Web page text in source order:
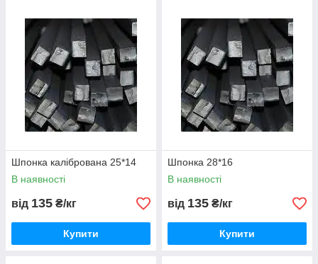
Шпонка калібрована 25*14
В наявності
від 135 ₴/кг
Купити
Шпонка 28*16
В наявності
від 135 ₴/кг
Купити